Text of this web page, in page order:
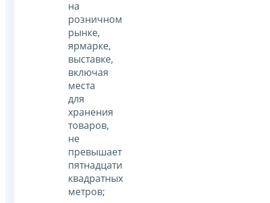
на
розничном
рынке,
ярмарке,
выставке,
включая
места
для
хранения
товаров,
не
превышает
пятнадцати
квадратных
метров;